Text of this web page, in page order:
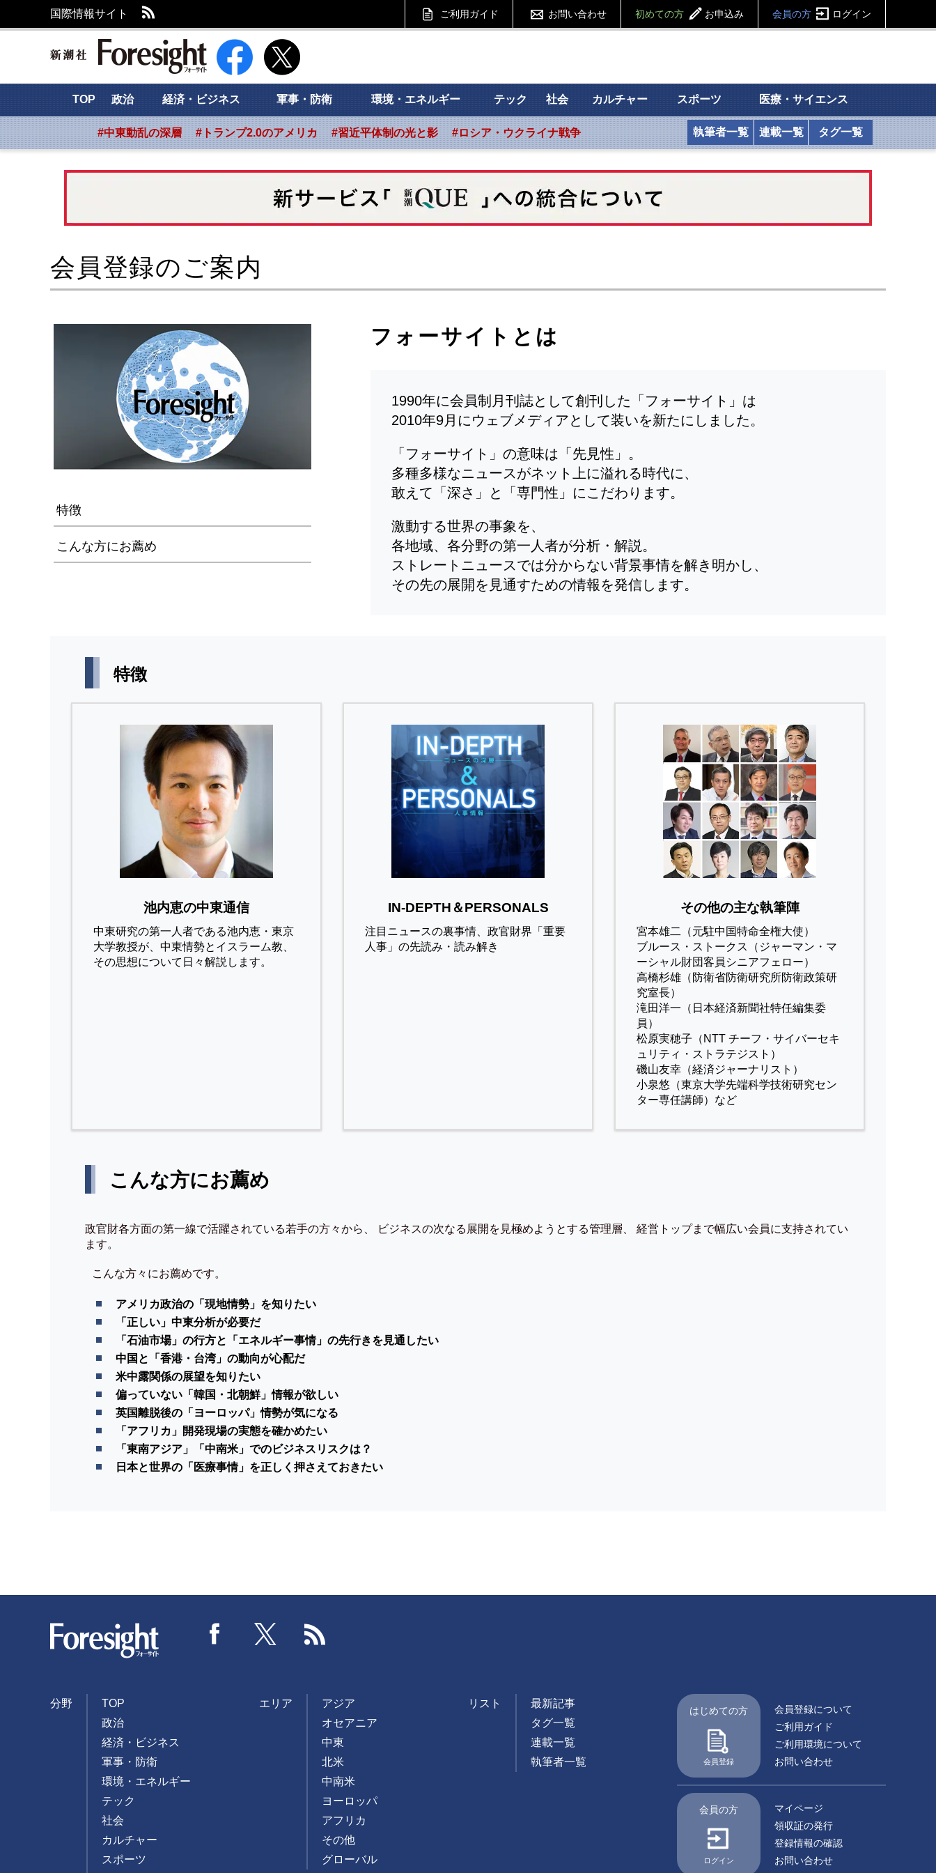
国際情報サイト ご利用ガイド お問い合わせ 初めての方 お申込み 会員の方 ログイン
新潮社 Foresight フォーサイト
TOP 政治 経済・ビジネス 軍事・防衛 環境・エネルギー テック 社会 カルチャー スポーツ 医療・サイエンス
#中東動乱の深層 #トランプ2.0のアメリカ #習近平体制の光と影 #ロシア・ウクライナ戦争 執筆者一覧 連載一覧 タグ一覧
会員登録のご案内
特徴
こんな方にお薦め
フォーサイトとは
1990年に会員制月刊誌として創刊した「フォーサイト」は
2010年9月にウェブメディアとして装いを新たにしました。
「フォーサイト」の意味は「先見性」。
多種多様なニュースがネット上に溢れる時代に、
敢えて「深さ」と「専門性」にこだわります。
激動する世界の事象を、
各地域、各分野の第一人者が分析・解説。
ストレートニュースでは分からない背景事情を解き明かし、
その先の展開を見通すための情報を発信します。
特徴
池内恵の中東通信
中東研究の第⼀⼈者である池内恵・東京
⼤学教授が、中東情勢とイスラーム教、
その思想について⽇々解説します。
IN-DEPTH＆PERSONALS
注目ニュースの裏事情、政官財界「重要
人事」の先読み・読み解き
その他の主な執筆陣
宮本雄二（元駐中国特命全権大使）
ブルース・ストークス（ジャーマン・マ
ーシャル財団客員シニアフェロー）
高橋杉雄（防衛省防衛研究所防衛政策研
究室長）
滝田洋一（日本経済新聞社特任編集委
員）
松原実穂子（NTT チーフ・サイバーセキ
ュリティ・ストラテジスト）
磯山友幸（経済ジャーナリスト）
小泉悠（東京大学先端科学技術研究セン
ター専任講師）など
こんな方にお薦め
政官財各方面の第一線で活躍されている若手の方々から、 ビジネスの次なる展開を見極めようとする管理層、 経営トップまで幅広い会員に支持されてい
ます。
こんな方々にお薦めです。
アメリカ政治の「現地情勢」を知りたい
「正しい」中東分析が必要だ
「石油市場」の行方と「エネルギー事情」の先行きを見通したい
中国と「香港・台湾」の動向が心配だ
米中露関係の展望を知りたい
偏っていない「韓国・北朝鮮」情報が欲しい
英国離脱後の「ヨーロッパ」情勢が気になる
「アフリカ」開発現場の実態を確かめたい
「東南アジア」「中南米」でのビジネスリスクは？
日本と世界の「医療事情」を正しく押さえておきたい
Facebook Twitter
分野
TOP
政治
経済・ビジネス
軍事・防衛
環境・エネルギー
テック
社会
カルチャー
スポーツ
エリア
アジア
オセアニア
中東
北米
中南米
ヨーロッパ
アフリカ
その他
グローバル
リスト
最新記事
タグ一覧
連載一覧
執筆者一覧
はじめての方
会員登録
会員登録について
ご利用ガイド
ご利用環境について
お問い合わせ
会員の方
ログイン
マイページ
領収証の発行
登録情報の確認
お問い合わせ